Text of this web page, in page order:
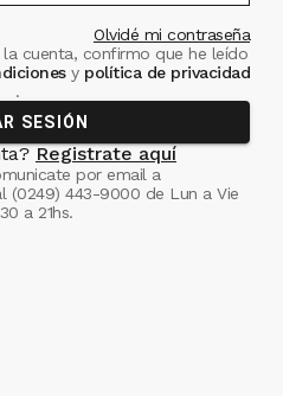
Olvidé mi contraseña
la cuenta, confirmo que he leído
ypolítica de privacidad
.
SESIÓN
Registrate aquí
por email a
(0249) 443-9000 de Lun a Vie
a 21hs.